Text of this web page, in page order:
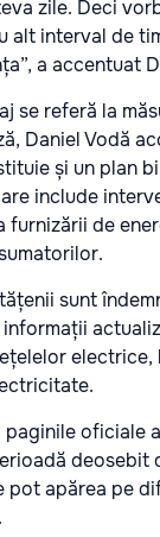
zile. Deci
alt interval de
a accentuat
se referă la
Daniel Vodă
și un plan
include
de
sunt
electrice,
paginile oficiale
deosebit
pot apărea pe